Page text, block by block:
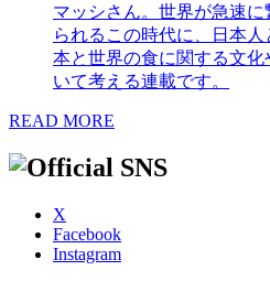
マッシさん。世界が急速
られるこの時代に、日本
本と世界の食に関する文
いて考える連載です。
READ MORE
X
Facebook
Instagram